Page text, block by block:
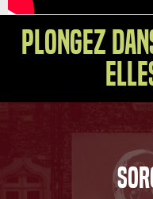
Plongez